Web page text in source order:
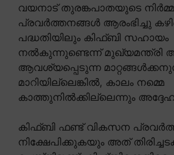
വയനാട് തുരങ്കപാതയുടെ
പ്രവർത്തനങ്ങൾ ആരംഭിച്ചു
പദ്ധതിയിലും കിഫ്ബി സഹായം
നൽകുന്നുണ്ടെന്ന് മുഖ്യമന്ത്രി
ആവശ്യപ്പെടുന്ന
മാറിയില്ലെങ്കിൽ, കാലം നമ്മെ
കാത്തുനിൽക്കില്ലെന്നും അദ്ദേഹം
കിഫ്ബി ഫണ്ട് വികസന
നിക്ഷേപിക്കുകയും അത്